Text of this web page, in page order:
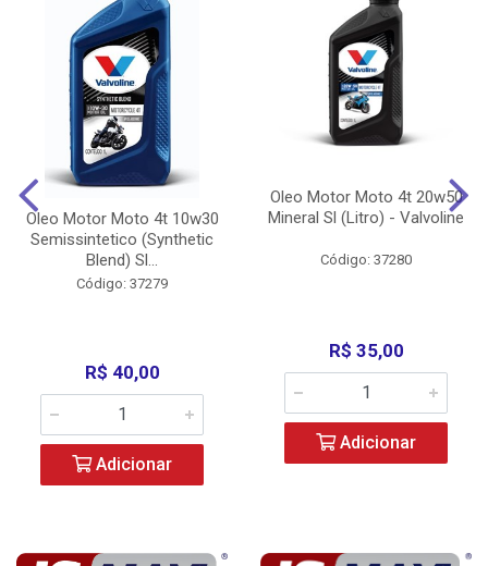
Oleo Motor Moto 4t 10w30
Semissintetico (Synthetic
Blend) Sl...
Código: 37279
R$ 40,00
Adicionar
Oleo Motor Moto 4t 20w50
Mineral Sl (Litro) - Valvoline
Código: 37280
R$ 35,00
Adicionar